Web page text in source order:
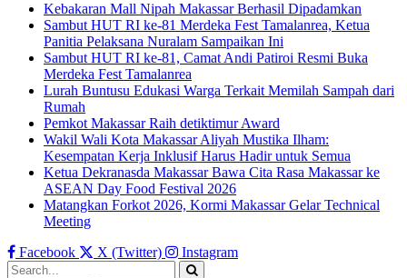
Kebakaran Mall Nipah Makassar Berhasil Dipadamkan
Sambut HUT RI ke-81 Merdeka Fest Tamalanrea, Ketua
Panitia Pelaksana Nuralam Sampaikan Ini
Sambut HUT RI ke-81, Camat Andi Patiroi Resmi Buka
Merdeka Fest Tamalanrea
Lurah Buntusu Edukasi Warga Terkait Memilah Sampah dari
Rumah
Pemkot Makassar Raih detiktimur Award
Wakil Wali Kota Makassar Aliyah Mustika Ilham:
Kesempatan Kerja Inklusif Harus Hadir untuk Semua
Ketua Dekranasda Makassar Bawa Cita Rasa Makassar ke
ASEAN Day Food Festival 2026
Matangkan Forkot 2026, Kormi Makassar Gelar Technical
Meeting
Facebook
X (Twitter) Instagram